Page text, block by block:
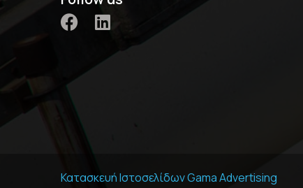
Κατασκευή ΙστοσελίδωνGama Advertising